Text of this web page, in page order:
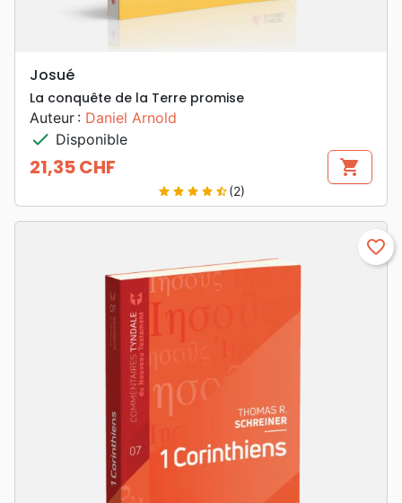
Josué
La conquête de la Terre promise
Auteur : Daniel Arnold
check Disponible
Prix
21,35 CHF shopping_cart
star star star star star_half(2)
favorite_border